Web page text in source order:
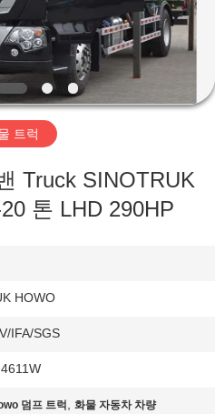
트럭
Truck SINOTRUK
톤 LHD 290HP
HOWO
IFA/SGS
덤프 트럭 ,화물 자동차 차량